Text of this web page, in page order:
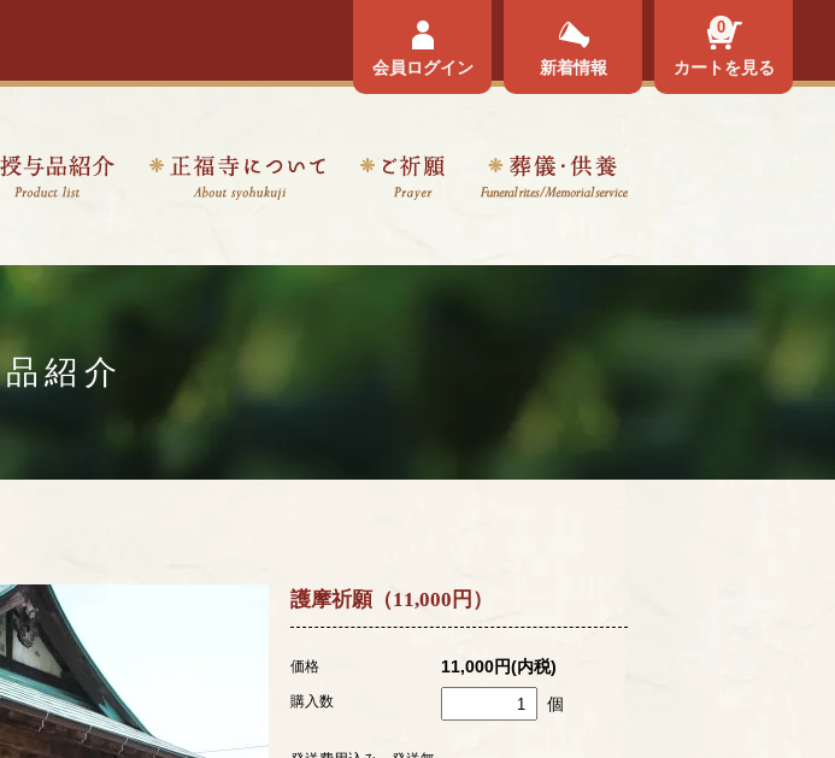
会員ログイン
新着情報 カートを見る
0
紹介
護摩祈願（11,000円）
価格 11,000円(内税)
購入数 個